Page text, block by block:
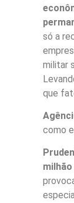
só a
militar
que
como